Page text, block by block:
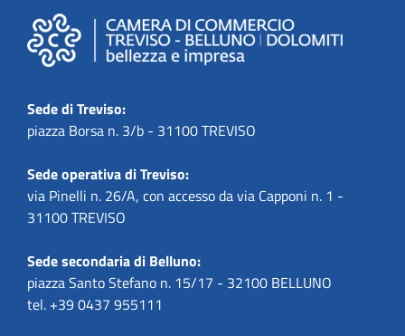
Sede di Treviso:
piazza Borsa n. 3/b - 31100 TREVISO
Sede operativa di Treviso:
via Pinelli n. 26/A, con accesso da via Capponi n. 1 -
31100 TREVISO
Sede secondaria di Belluno:
piazza Santo Stefano n. 15/17 - 32100 BELLUNO
tel. +39 0437 955111